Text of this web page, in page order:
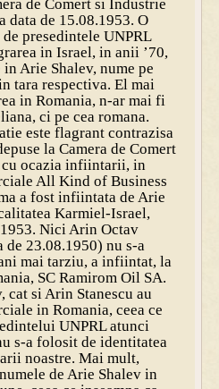
de Comert si Industrie
data de 15.08.1953. O
presedintele UNPRL
in Israel, in anii ’70,
Arie Shalev, nume pe
tara respectiva. El mai
in Romania, n-ar mai fi
ci pe cea romana.
este flagrant contrazisa
la Camera de Comert
ocazia infiintarii, in
All Kind of Business
a fost infiintata de Arie
Karmiel-Israel,
Nici Arin Octav
de 23.08.1950) nu s-a
mai tarziu, a infiintat, la
SC Ramirom Oil SA.
cat si Arin Stanescu au
in Romania, ceea ce
UNPRL atunci
s-a folosit de identitatea
noastre. Mai mult,
de Arie Shalev in